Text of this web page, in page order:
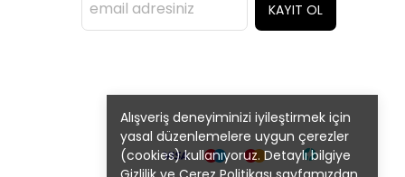
Alışveriş deneyiminizi iyileştirmek için
yasal düzenlemelere uygun çerezler
(cookies) kullanıyoruz. Detaylı bilgiye
KAYIT OL